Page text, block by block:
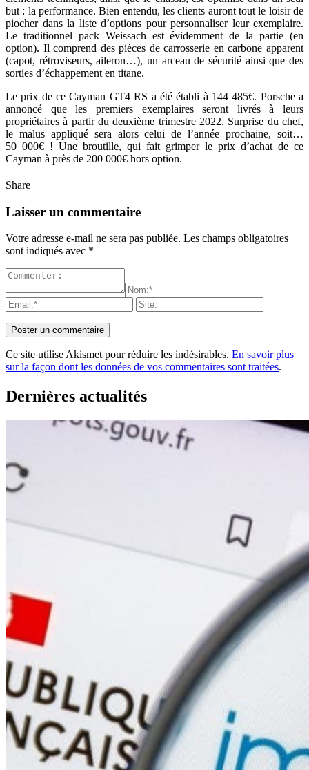
but : la performance. Bien entendu, les clients auront tout le loisir de
piocher dans la liste d’options pour personnaliser leur exemplaire.
Le traditionnel pack Weissach est évidemment de la partie (en
option). Il comprend des pièces de carrosserie en carbone apparent
(capot, rétroviseurs, aileron…), un arceau de sécurité ainsi que des
sorties d’échappement en titane.
Le prix de ce Cayman GT4 RS a été établi à 144 485€. Porsche a
annoncé que les premiers exemplaires seront livrés à leurs
propriétaires à partir du deuxième trimestre 2022. Surprise du chef,
le malus appliqué sera alors celui de l’année prochaine, soit…
50 000€ ! Une broutille, qui fait grimper le prix d’achat de ce
Cayman à près de 200 000€ hors option.
Share
Laisser un commentaire
Votre adresse e-mail ne sera pas publiée. Les champs obligatoires
sont indiqués avec *
Ce site utilise Akismet pour réduire les indésirables. En savoir plus
sur la façon dont les données de vos commentaires sont traitées.
Dernières actualités